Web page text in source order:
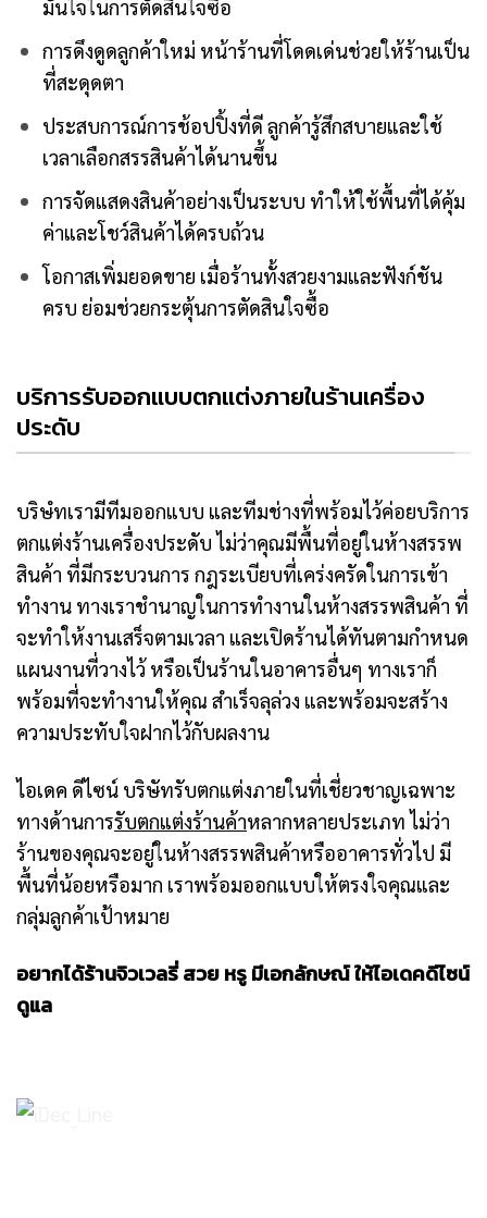
มั่นใจในการตัดสินใจซื้อ
การดึงดูดลูกค้าใหม่ หน้าร้านที่โดดเด่นช่วยให้ร้านเป็น
ที่สะดุดตา
ประสบการณ์การช้อปปิ้งที่ดี ลูกค้ารู้สึกสบายและใช้
เวลาเลือกสรรสินค้าได้นานขึ้น
การจัดแสดงสินค้าอย่างเป็นระบบ ทำให้ใช้พื้นที่ได้คุ้ม
ค่าและโชว์สินค้าได้ครบถ้วน
โอกาสเพิ่มยอดขาย เมื่อร้านทั้งสวยงามและฟังก์ชัน
ครบ ย่อมช่วยกระตุ้นการตัดสินใจซื้อ
บริการรับออกแบบตกแต่งภายในร้านเครื่อง
ประดับ
บริษํทเรามีทีมออกแบบ และทีมช่างที่พร้อมไว้ค่อยบริการ
ตกแต่งร้านเครื่องประดับ ไม่ว่าคุณมีพื้นที่อยู่ในห้างสรรพ
สินค้า ที่มีกระบวนการ กฎระเบียบที่เคร่งครัดในการเข้า
ทำงาน ทางเราชำนาญในการทำงานในห้างสรรพสินค้า ที่
จะทำให้งานเสร็จตามเวลา และเปิดร้านได้ทันตามกำหนด
แผนงานที่วางไว้ หรือเป็นร้านในอาคารอื่นๆ ทางเราก็
พร้อมที่จะทำงานให้คุณ สำเร็จลุล่วง และพร้อมจะสร้าง
ความประทับใจฝากไว้กับผลงาน
ไอเดค ดีไซน์ บริษัทรับตกแต่งภายในที่เชี่ยวชาญเฉพาะ
ทางด้านการรับตกแต่งร้านค้าหลากหลายประเภท ไม่ว่า
ร้านของคุณจะอยู่ในห้างสรรพสินค้าหรืออาคารทั่วไป มี
พื้นที่น้อยหรือมาก เราพร้อมออกแบบให้ตรงใจคุณและ
กลุ่มลูกค้าเป้าหมาย
อยากได้ร้านจิวเวลรี่ สวย หรู มีเอกลักษณ์ ให้ไอเดคดีไซน์
ดูแล